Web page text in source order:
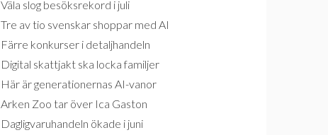
Väla slog besöksrekord i juli
Tre av tio svenskar shoppar med AI
Färre konkurser i detaljhandeln
Digital skattjakt ska locka familjer
Här är generationernas AI-vanor
Arken Zoo tar över Ica Gaston
Dagligvaruhandeln ökade i juni